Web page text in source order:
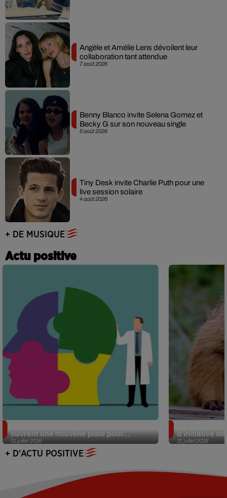
7 août 2026
Angèle et Amélie Lens dévoilent leur
collaboration tant attendue
5 août 2026
Benny Blanco invite Selena Gomez et
Becky G sur son nouveau single
4 août 2026
Tiny Desk invite Charlie Puth pour une
live session solaire
+ DE MUSIQUE
Actu positive
31 juillet 2026
ouvrent une nouvelle piste pour...
31 juillet 2026
d’initiative
+ D'ACTU POSITIVE